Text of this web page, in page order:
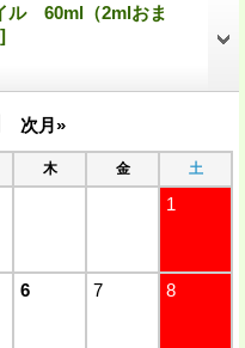
ル 60ml（2mlおま
]
次月»
木 金 土
1
6 7 8